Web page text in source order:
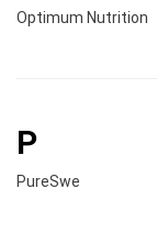
Optimum Nutrition
P
PureSwe